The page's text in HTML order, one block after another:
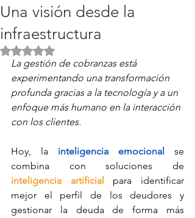
Una visión desde la
infraestructura
Obtuvo NaN de 5 estrellas.
La gestión de cobranzas está
experimentando una transformación
profunda gracias a la tecnología y a un
enfoque más humano en la interacción
con los clientes.
Hoy, la inteligencia emocional se
inteligencia artificial para identificar
mejor el perfil de los deudores y
gestionar la deuda de forma más